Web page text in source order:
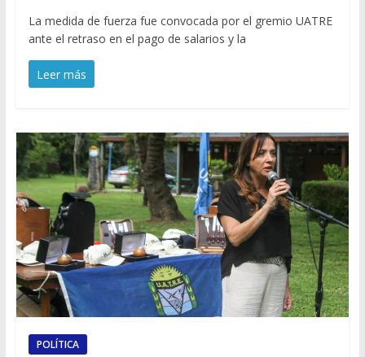
La medida de fuerza fue convocada por el gremio UATRE
ante el retraso en el pago de salarios y la
Leer más
POLÍTICA